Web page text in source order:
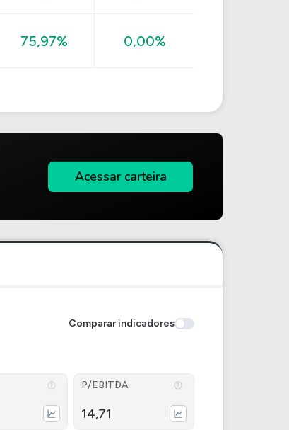
75,97% 0,00%
Acessar carteira
Comparar indicadores
P/EBITDA
14,71